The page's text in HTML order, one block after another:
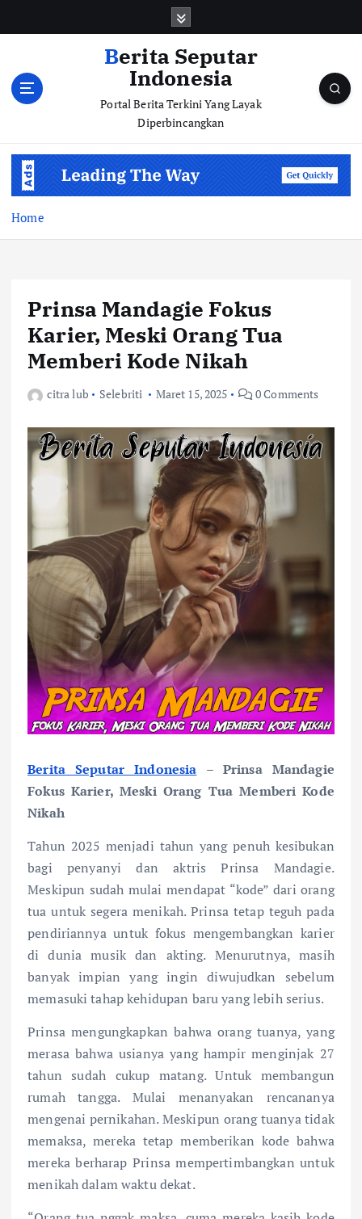
Berita Seputar
Indonesia
Portal Berita Terkini Yang Layak
Diperbincangkan
Home
Prinsa Mandagie Fokus
Karier, Meski Orang Tua
Memberi Kode Nikah
citra lub Selebriti Maret 15, 2025 0 Comments
Berita Seputar Indonesia – Prinsa Mandagie
Fokus Karier, Meski Orang Tua Memberi Kode
Nikah
Tahun 2025 menjadi tahun yang penuh kesibukan
bagi penyanyi dan aktris Prinsa Mandagie.
Meskipun sudah mulai mendapat “kode” dari orang
tua untuk segera menikah. Prinsa tetap teguh pada
pendiriannya untuk fokus mengembangkan karier
di dunia musik dan akting. Menurutnya, masih
banyak impian yang ingin diwujudkan sebelum
memasuki tahap kehidupan baru yang lebih serius.
Prinsa mengungkapkan bahwa orang tuanya, yang
merasa bahwa usianya yang hampir menginjak 27
tahun sudah cukup matang. Untuk membangun
rumah tangga. Mulai menanyakan rencananya
mengenai pernikahan. Meskipun orang tuanya tidak
memaksa, mereka tetap memberikan kode bahwa
mereka berharap Prinsa mempertimbangkan untuk
menikah dalam waktu dekat.